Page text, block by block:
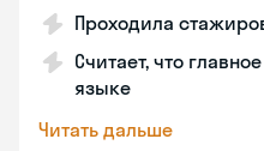
Проходила
Считает, что
языке
Читать дальше